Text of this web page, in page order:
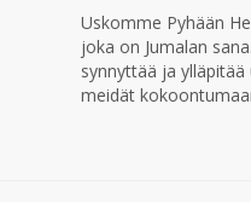
Uskomme Pyhään
joka on Jumalan
synnyttää ja ylläpitää
meidät